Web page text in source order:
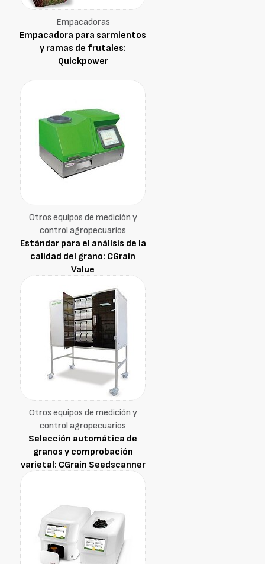
Empacadoras
Empacadora para sarmientos
y ramas de frutales:
Quickpower
Otros equipos de medición y
control agropecuarios
Estándar para el análisis de la
calidad del grano: CGrain
Value
Otros equipos de medición y
control agropecuarios
Selección automática de
granos y comprobación
varietal: CGrain Seedscanner